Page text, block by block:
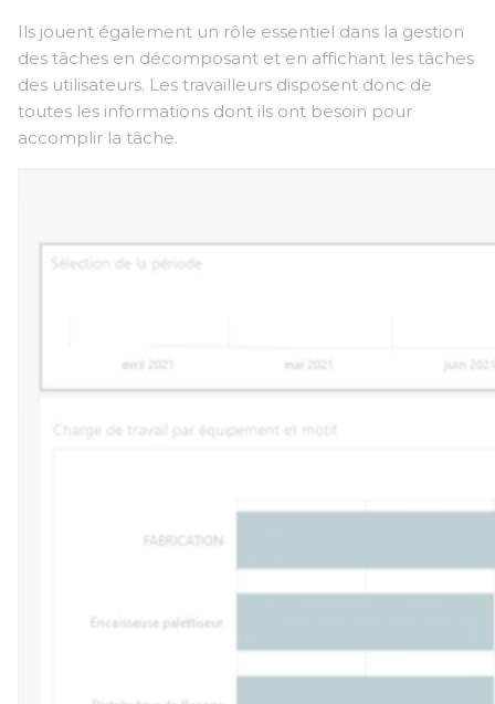
Ils jouent également un rôle essentiel dans la gestion
des tâches en décomposant et en affichant les tâches
des utilisateurs. Les travailleurs disposent donc de
toutes les informations dont ils ont besoin pour
accomplir la tâche.